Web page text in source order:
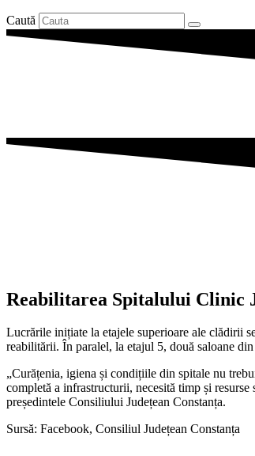
Caută
Reabilitarea Spitalului Clinic
Lucrările inițiate la etajele superioare ale clădirii
reabilitării. În paralel, la etajul 5, două saloane
„Curățenia, igiena și condițiile din spitale nu
completă a infrastructurii, necesită timp și
președintele Consiliului Județean Constanța.
Sursă: Facebook, Consiliul Județean Constanța